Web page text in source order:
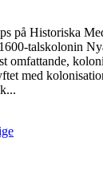
på Historiska
talskolonin
omfattande,
med